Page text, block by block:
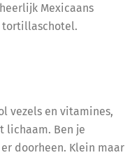
Mexicaans
tortillaschotel.
vezels en vitamines,
lichaam. Ben je
doorheen. Klein maar